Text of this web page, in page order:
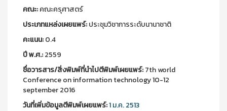
คณะ:คณะครุศาสตร์
ประเภทแหล่งเผยแพร์:ประชุมวิชาการระดับนานาชาติ
คะแนน:0.4
ปี พ.ศ.:2559
ชื่อวารสาร/สิ่งพิมพ์ที่นำไปตีพิมพ์เผยแพร์:7th world
Conference on information technology 10-12
september 2016
วันที่เพิ่มข้อมูลตีพิมพ์เผยแพร์:1 ม.ค. 2513